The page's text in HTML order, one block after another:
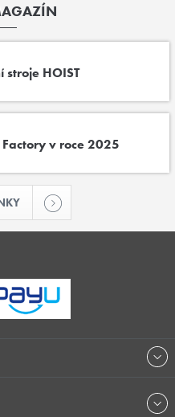
HOIST
Factory v roce 2025